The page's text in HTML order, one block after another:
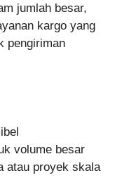
jumlah besar,
kargo yang
pengiriman
volume besar
atau proyek skala